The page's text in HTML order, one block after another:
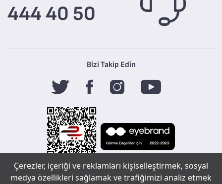
Çerezler, içeriği ve reklamları kişiselleştirmek, sosyal
medya özellikleri sağlamak ve trafiğimizi analiz etmek
444 40 50
Bizi Takip Edin
Tefal